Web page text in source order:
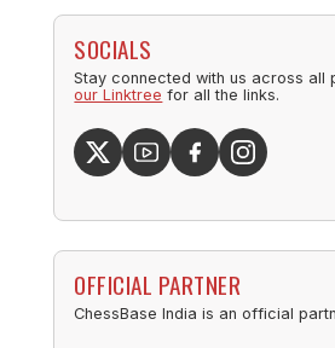
SOCIALS
Stay connected with us across all
our Linktree for all the links.
OFFICIAL PARTNER
ChessBase India is an official